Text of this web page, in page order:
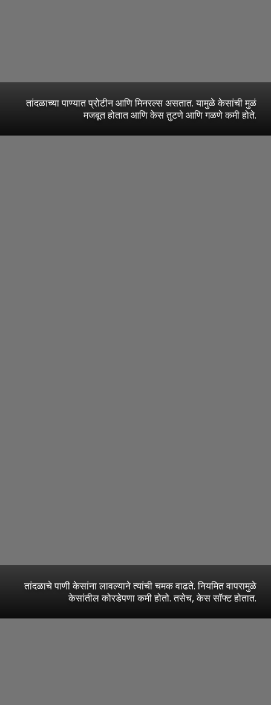
तांदळाच्या पाण्यात प्रोटीन आणि मिनरल्स असतात. यामुळे केसांची मुळं
मजबूत होतात आणि केस तुटणे आणि गळणे कमी होते.
तांदळाचे पाणी केसांना लावल्याने त्यांची चमक वाढते. नियमित वापरामुळे
केसांतील कोरडेपणा कमी होतो. तसेच, केस सॉफ्ट होतात.